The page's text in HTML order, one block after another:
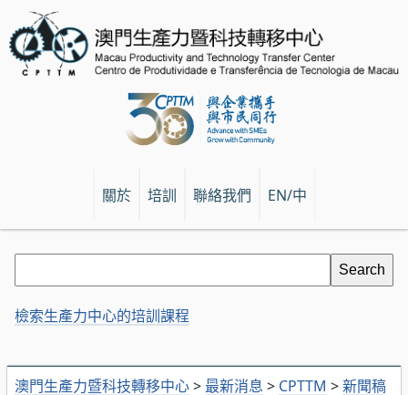
關於 培訓 聯絡我們 EN/中
澳門生產力暨科技轉移中心> 最新消息 > CPTTM >新聞稿
檢索生產力中心的培訓課程